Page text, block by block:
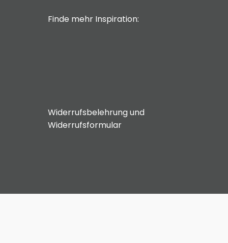
Finde mehr Inspiration:
Widerrufsbelehrung und
Widerrufsformular